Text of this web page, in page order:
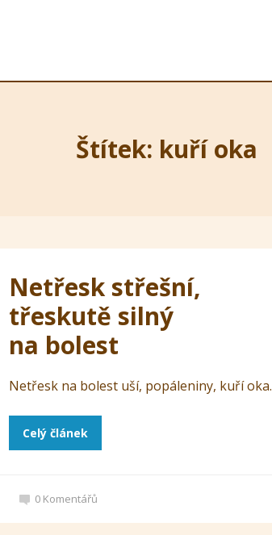
Štítek: kuří oka
Netřesk střešní,
třeskutě silný
na bolest
Netřesk na bolest uší, popáleniny, kuří oka.
Celý článek
0 Komentářů